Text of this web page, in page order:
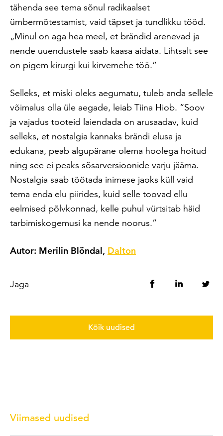
tähenda see tema sõnul radikaalset
ümbermõtestamist, vaid täpset ja tundlikku tööd.
„Minul on aga hea meel, et brändid arenevad ja
nende uuendustele saab kaasa aidata. Lihtsalt see
on pigem kirurgi kui kirvemehe töö.”
Selleks, et miski oleks aegumatu, tuleb anda sellele
võimalus olla üle aegade, leiab Tiina Hiob. “Soov
ja vajadus tooteid laiendada on arusaadav, kuid
selleks, et nostalgia kannaks brändi elusa ja
edukana, peab algupärane olema hoolega hoitud
ning see ei peaks sõsarversioonide varju jääma.
Nostalgia saab töötada inimese jaoks küll vaid
tema enda elu piirides, kuid selle toovad ellu
eelmised põlvkonnad, kelle puhul vürtsitab häid
tarbimiskogemusi ka nende noorus.”
Autor: Merilin Blöndal, Dalton
Jaga
Kõik uudised
Viimased uudised